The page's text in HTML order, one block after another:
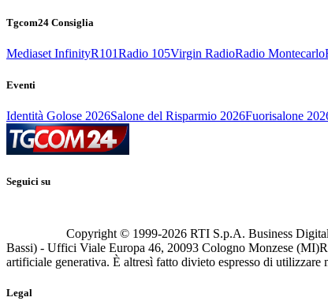
Tgcom24 Consiglia
Mediaset InfinityR101Radio 105Virgin RadioRadio Montecarlo
Eventi
Identità Golose 2026Salone del Risparmio 2026Fuorisalone
Seguici su
Copyright © 1999-2026 RTI S.p.A. Business
Bassi) - Uffici Viale Europa 46, 20093 Cologno Monzese (MI)
artificiale generativa. È altresì fatto divieto espresso di utilizzare
Legal